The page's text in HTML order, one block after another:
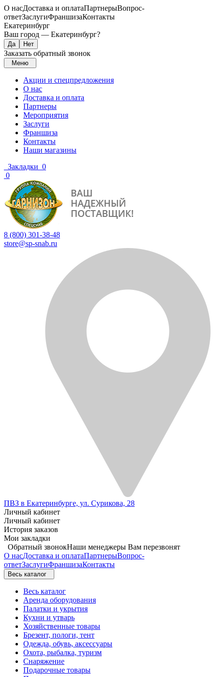
О насДоставка и оплатаПартнерыВопрос-
ответЗаслугиФраншизаКонтакты
Екатеринбург
Ваш город — Екатеринбург?
Заказать обратный звонок
Меню
Акции и спецпредложения
О нас
Доставка и оплата
Партнеры
Мероприятия
Заслуги
Франшиза
Контакты
Наши магазины
Закладки 0
0
8 (800) 301-38-48
store@sp-snab.ru
ПВЗ в Екатеринбурге, ул. Сурикова, 28
Личный кабинет
Личный кабинет
История заказов
Мои закладки
Обратный звонокНаши менеджеры Вам перезвонят
О насДоставка и оплатаПартнерыВопрос-
ответЗаслугиФраншизаКонтакты
Весь каталог
Весь каталог
Аренда оборудования
Палатки и укрытия
Кухни и утварь
Хозяйственные товары
Брезент, пологи, тент
Одежда, обувь, аксессуары
Охота, рыбалка, туризм
Снаряжение
Подарочные товары